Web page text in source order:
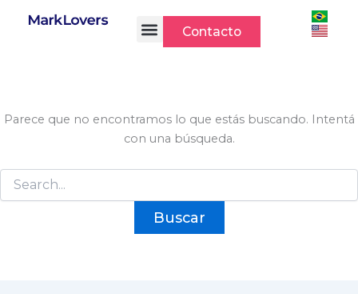
Contacto
Parece que no encontramos lo que estás buscando. Intentá
con una búsqueda.